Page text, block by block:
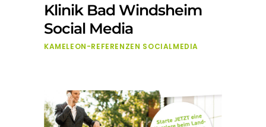
Klinik Bad Windsheim
Social Media
KAMELEON-REFERENZEN SOCIALMEDIA